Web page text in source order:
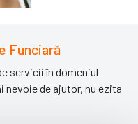
Funciară
servicii în domeniul
nevoie de ajutor, nu ezita